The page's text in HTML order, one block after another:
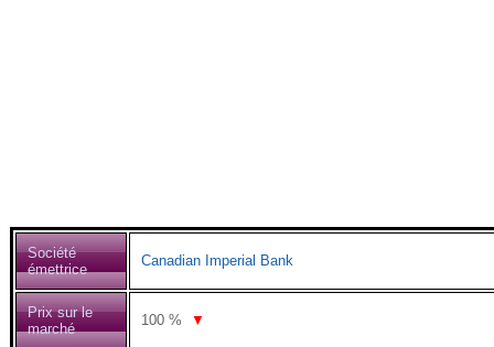
Société
émettrice
Canadian Imperial Bank
Prix sur le
marché
100 % ▼